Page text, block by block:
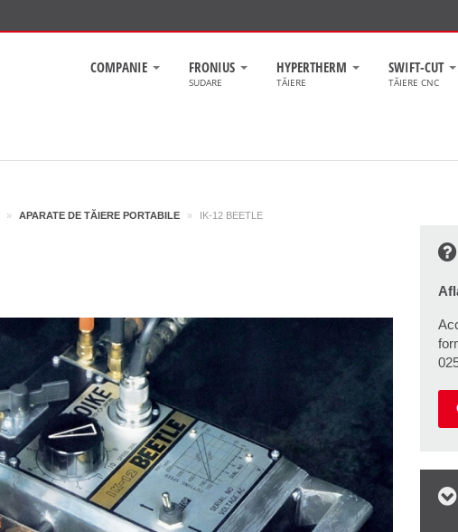
COMPANIE FRONIUS
SUDARE
HYPERTHERM
TĂIERE
SWIFT-CUT
TĂIERE CNC
» APARATE DE TĂIERE PORTABILE » IK-12 BEETLE